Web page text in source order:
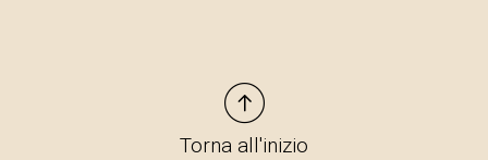
Torna all'inizio